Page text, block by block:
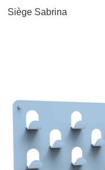
Siège Sabrina